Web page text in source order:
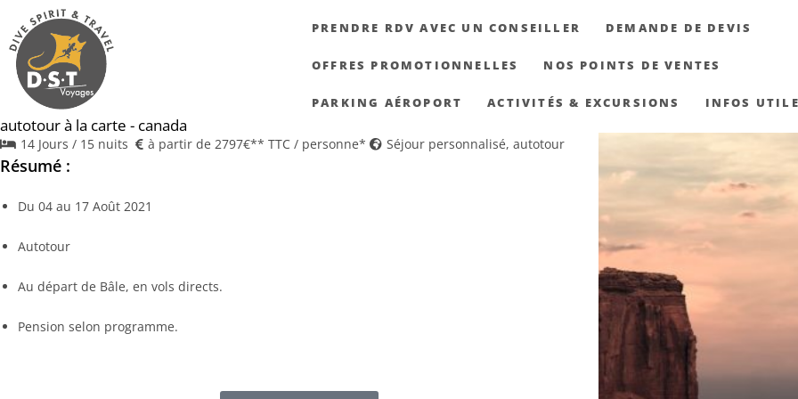
PRENDRE RDV AVEC UN CONSEILLER DEMANDE DE DEVIS
OFFRES PROMOTIONNELLES NOS POINTS DE VENTES
PARKING AÉROPORT ACTIVITÉS & EXCURSIONS INFOS
autotour à la carte - canada
14 Jours / 15 nuits à partir de 2797€** TTC / personne* Séjour personnalisé, autotour
Résumé :
Du 04 au 17 Août 2021
Autotour
Au départ de Bâle, en vols directs.
Pension selon programme.